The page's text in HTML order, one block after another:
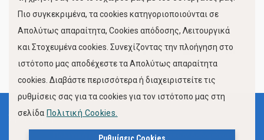
FOLLOW US
Όροι Χρήσης
Πολιτική Προστασίας Προσωπικών Δεδομένων
Πιο συγκεκριμένα, τα cookies κατηγοριοποιούνται σε
Απολύτως απαραίτητα, Cookies απόδοσης, Λειτουργικά
και Στοχευμένα cookies. Συνεχίζοντας την πλοήγηση στο
ιστότοπο μας αποδέχεστε τα Απολύτως απαραίτητα
cookies. Διαβάστε περισσότερα ή διαχειριστείτε τις
ρυθμίσεις σας για τα cookies για τον ιστότοπο μας στη
σελίδα Πολιτική Cookies.